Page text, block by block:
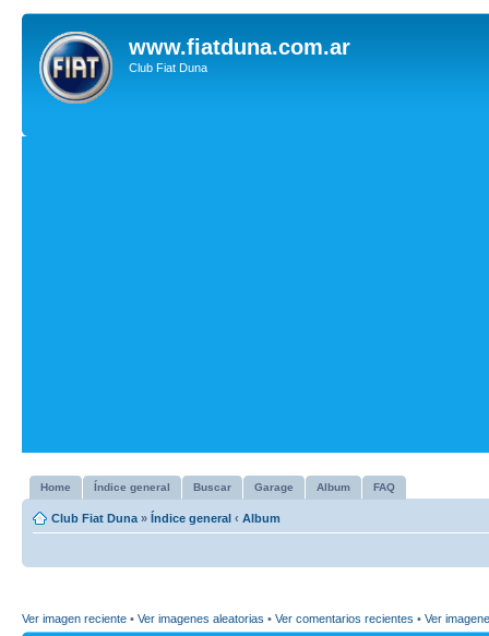
www.fiatduna.com.ar
Club Fiat Duna
Home Índice general Buscar Garage Album FAQ
Club Fiat Duna » Índice general ‹ Album
Ver imagen reciente • Ver imagenes aleatorias • Ver comentarios recientes • Ver